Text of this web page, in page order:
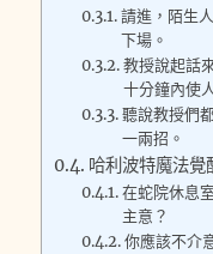
請進，陌生
下場。
教授說起話
十分鐘內使
聽說教授們
一兩招。
哈利波特魔法
在蛇院休息
主意？
你應該不介